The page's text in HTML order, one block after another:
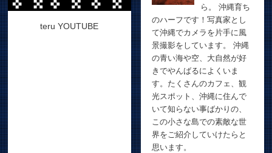
teru YOUTUBE
ら。 沖縄育ち
のハーフです！写真家とし
て沖縄でカメラを片手に風
景撮影をしています。 沖縄
の青い海や空、大自然が好
きでやんばるによくいま
す。たくさんのカフェ、観
光スポット、沖縄に住んで
いて知らない事ばかりの、
この小さな島での素敵な世
界をご紹介していけたらと
思います。